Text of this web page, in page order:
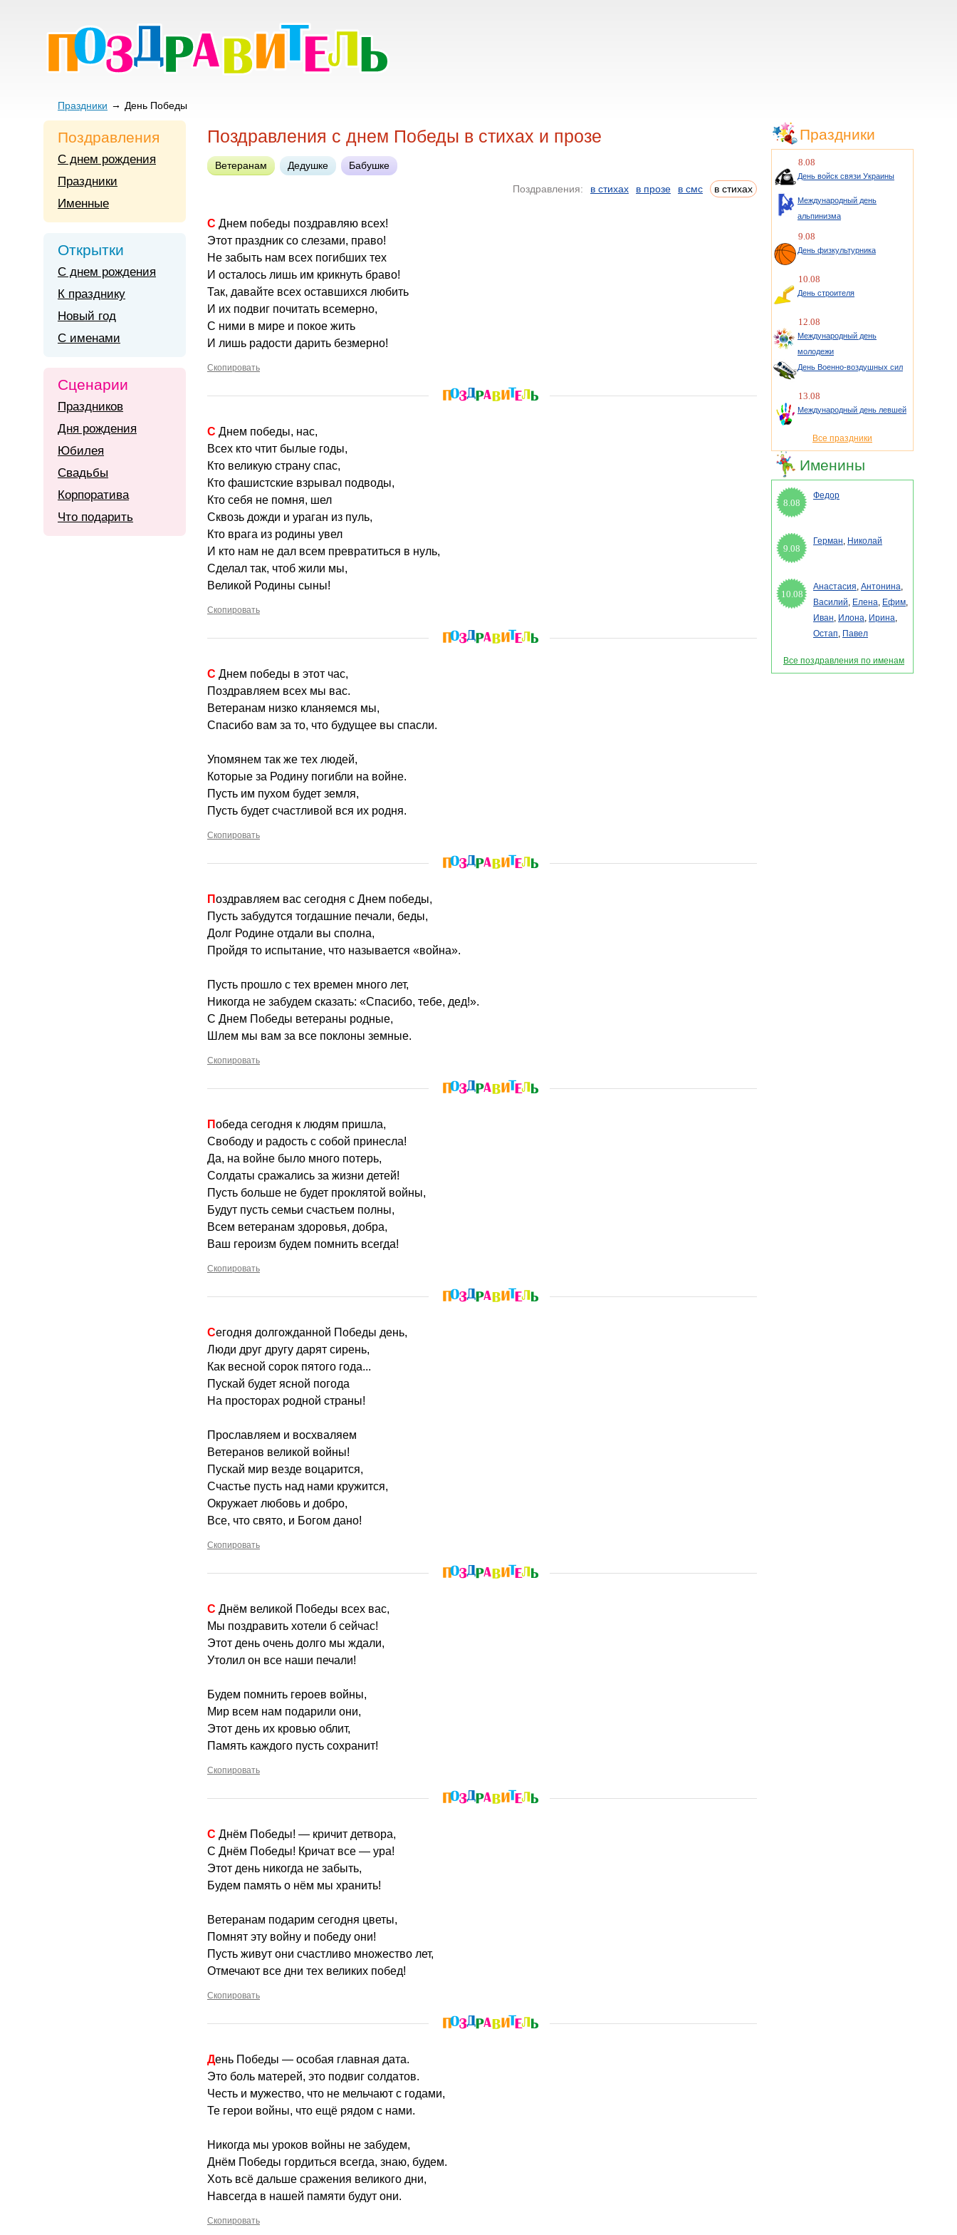
Праздники День Победы
Поздравления с днем Победы в стихах и прозе
Ветеранам Дедушке Бабушке
Поздравления: в стихах в прозе в смс в стихах
С Днем победы поздравляю всех!
Этот праздник со слезами, право!
Не забыть нам всех погибших тех
И осталось лишь им крикнуть браво!
Так, давайте всех оставшихся любить
И их подвиг почитать всемерно,
С ними в мире и покое жить
И лишь радости дарить безмерно!
Скопировать
С Днем победы, нас,
Всех кто чтит былые годы,
Кто великую страну спас,
Кто фашистские взрывал подводы,
Кто себя не помня, шел
Сквозь дожди и ураган из пуль,
Кто врага из родины увел
И кто нам не дал всем превратиться в нуль,
Сделал так, чтоб жили мы,
Великой Родины сыны!
Скопировать
С Днем победы в этот час,
Поздравляем всех мы вас.
Ветеранам низко кланяемся мы,
Спасибо вам за то, что будущее вы спасли.
Упомянем так же тех людей,
Которые за Родину погибли на войне.
Пусть им пухом будет земля,
Пусть будет счастливой вся их родня.
Скопировать
Поздравляем вас сегодня с Днем победы,
Пусть забудутся тогдашние печали, беды,
Долг Родине отдали вы сполна,
Пройдя то испытание, что называется «война».
Пусть прошло с тех времен много лет,
Никогда не забудем сказать: «Спасибо, тебе, дед!».
С Днем Победы ветераны родные,
Шлем мы вам за все поклоны земные.
Скопировать
Победа сегодня к людям пришла,
Свободу и радость с собой принесла!
Да, на войне было много потерь,
Солдаты сражались за жизни детей!
Пусть больше не будет проклятой войны,
Будут пусть семьи счастьем полны,
Всем ветеранам здоровья, добра,
Ваш героизм будем помнить всегда!
Скопировать
Сегодня долгожданной Победы день,
Люди друг другу дарят сирень,
Как весной сорок пятого года...
Пускай будет ясной погода
На просторах родной страны!
Прославляем и восхваляем
Ветеранов великой войны!
Пускай мир везде воцарится,
Счастье пусть над нами кружится,
Окружает любовь и добро,
Все, что свято, и Богом дано!
Скопировать
С Днём великой Победы всех вас,
Мы поздравить хотели б сейчас!
Этот день очень долго мы ждали,
Утолил он все наши печали!
Будем помнить героев войны,
Мир всем нам подарили они,
Этот день их кровью облит,
Память каждого пусть сохранит!
Скопировать
С Днём Победы! — кричит детвора,
С Днём Победы! Кричат все — ура!
Этот день никогда не забыть,
Будем память о нём мы хранить!
Ветеранам подарим сегодня цветы,
Помнят эту войну и победу они!
Пусть живут они счастливо множество лет,
Отмечают все дни тех великих побед!
Скопировать
День Победы — особая главная дата.
Это боль матерей, это подвиг солдатов.
Честь и мужество, что не мельчают с годами,
Те герои войны, что ещё рядом с нами.
Никогда мы уроков войны не забудем,
Днём Победы гордиться всегда, знаю, будем.
Хоть всё дальше сражения великого дни,
Навсегда в нашей памяти будут они.
Скопировать
Поздравления
С днем рождения
Праздники
Именные
Открытки
С днем рождения
К празднику
Новый год
С именами
Сценарии
Праздников
Дня рождения
Юбилея
Свадьбы
Корпоратива
Что подарить
Праздники
8.08
День войск связи Украины
Международный день
альпинизма
9.08
День физкультурника
10.08
День строителя
12.08
Международный день
молодежи
День Военно-воздушных сил
13.08
Международный день левшей
Все праздники
Именины
8.08
Федор
9.08
Герман, Николай
10.08
Анастасия, Антонина,
Василий, Елена, Ефим,
Иван, Илона, Ирина,
Остап, Павел
Все поздравления по именам